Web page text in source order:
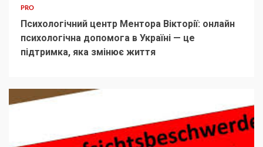
PRO
Психологічний центр Ментора Вікторії: онлайн
психологічна допомога в Україні — це
підтримка, яка змінює життя